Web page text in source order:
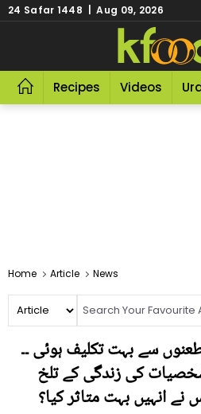
24 Safar 1448 | Aug 09, 2026
Recipes Videos
Home Article News
سے بہت تکلیف ہوئی ۔۔
کی زندگی کے تلخ
انہیں بہت متاثر کیا؟